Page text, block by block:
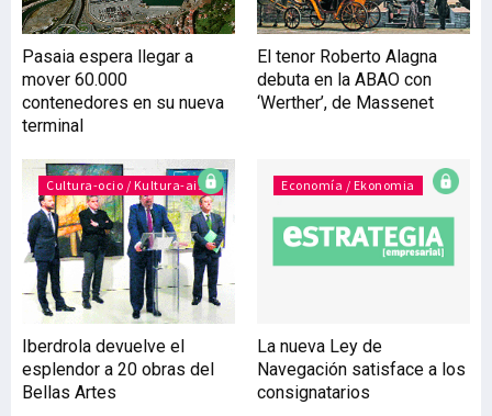
actuación de estos
ofrecen servicios de
consultas para orientar a
empresas exportadoras y
operaciones de comercio
internacional, y organizan
y acompañan a las
empresas en misiones
comerciales y asistencias a
el Programa de
Promotores de
Exportación a Tiempo
Pasaia espera llegar a
mover 60.000
contenedores en su nueva
terminal
El tenor Roberto Alagna
debuta en la ABAO con
‘Werther’, de Massenet
Cultura-ocio / Kultura-aisia
Iberdrola devuelve el
esplendor a 20 obras del
Bellas Artes
Economía / Ekonomia
La nueva Ley de
Navegación satisface a los
consignatarios